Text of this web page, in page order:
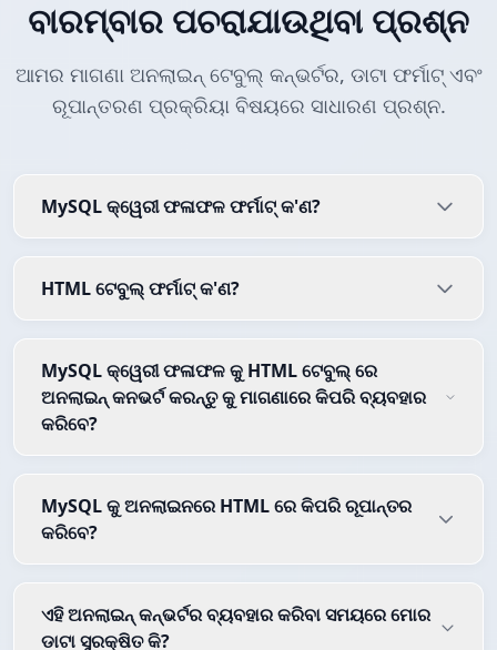
ବାରମ୍ବାର ପଚରାଯାଉଥିବା ପ୍ରଶ୍ନ
ଆମର ମାଗଣା ଅନଲାଇନ୍ ଟେବୁଲ୍ କନ୍ଭର୍ଟର, ଡାଟା ଫର୍ମାଟ୍ ଏବଂ
ରୂପାନ୍ତରଣ ପ୍ରକ୍ରିୟା ବିଷୟରେ ସାଧାରଣ ପ୍ରଶ୍ନ.
MySQL କ୍ୱେରୀ ଫଳାଫଳ ଫର୍ମାଟ୍ କ'ଣ?
HTML ଟେବୁଲ୍ ଫର୍ମାଟ୍ କ'ଣ?
MySQL କ୍ୱେରୀ ଫଳାଫଳ କୁ HTML ଟେବୁଲ୍ ରେ
ଅନଲାଇନ୍ କନଭର୍ଟ କରନ୍ତୁ କୁ ମାଗଣାରେ କିପରି ବ୍ୟବହାର
କରିବେ?
MySQL କୁ ଅନଲାଇନରେ HTML ରେ କିପରି ରୂପାନ୍ତର
କରିବେ?
ଏହି ଅନଲାଇନ୍ କନ୍ଭର୍ଟର ବ୍ୟବହାର କରିବା ସମୟରେ ମୋର
ଡାଟା ସୁରକ୍ଷିତ କି?